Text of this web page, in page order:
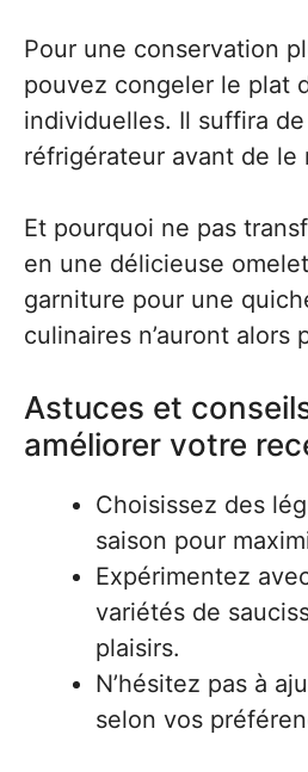
Pour une conservation
pouvez congeler le plat
individuelles. Il suffira
réfrigérateur avant de le
Et pourquoi ne pas
en une délicieuse
garniture pour une
culinaires n’auront alors
Astuces et
améliorer votre
Choisissez des
saison pour
Expérimentez
variétés de
plaisirs.
N’hésitez pas à
selon vos